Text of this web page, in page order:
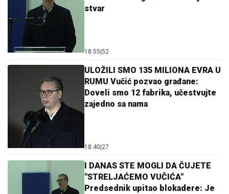
stvar
18:55 52
ULOŽILI SMO 135 MILIONA EVRA U
RUMU Vučić pozvao građane:
Doveli smo 12 fabrika, učestvujte
zajedno sa nama
18:40 27
I DANAS STE MOGLI DA ČUJETE
"STRELJAĆEMO VUČIĆA"
Predsednik upitao blokadere: Je